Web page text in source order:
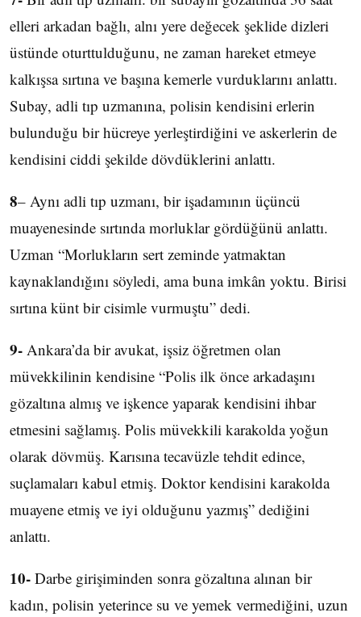
elleri arkadan bağlı, alnı yere değecek şeklide dizleri
üstünde oturttulduğunu, ne zaman hareket etmeye
kalkışsa sırtına ve başına kemerle vurduklarını anlattı.
Subay, adli tıp uzmanına, polisin kendisini erlerin
bulunduğu bir hücreye yerleştirdiğini ve askerlerin de
kendisini ciddi şekilde dövdüklerini anlattı.
8– Aynı adli tıp uzmanı, bir işadamının üçüncü
muayenesinde sırtında morluklar gördüğünü anlattı.
Uzman “Morlukların sert zeminde yatmaktan
kaynaklandığını söyledi, ama buna imkân yoktu. Birisi
sırtına künt bir cisimle vurmuştu” dedi.
9- Ankara’da bir avukat, işsiz öğretmen olan
müvekkilinin kendisine “Polis ilk önce arkadaşını
gözaltına almış ve işkence yaparak kendisini ihbar
etmesini sağlamış. Polis müvekkili karakolda yoğun
olarak dövmüş. Karısına tecavüzle tehdit edince,
suçlamaları kabul etmiş. Doktor kendisini karakolda
muayene etmiş ve iyi olduğunu yazmış” dediğini
anlattı.
10- Darbe girişiminden sonra gözaltına alınan bir
kadın, polisin yeterince su ve yemek vermediğini, uzun